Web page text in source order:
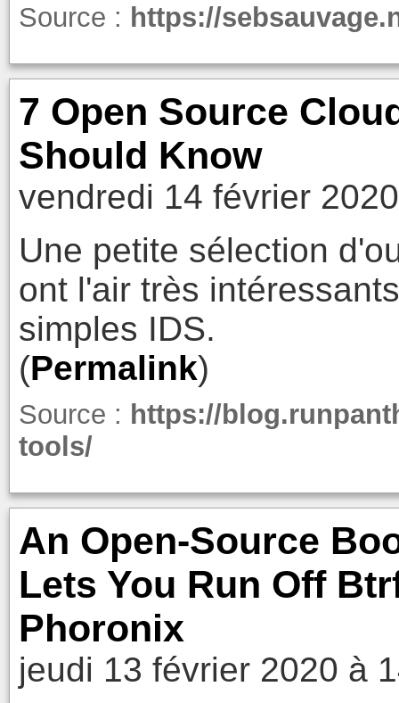
Source : https://
7 Open Source
Should Know
vendredi 14 février
Une petite sélection
ont l'air très
simples IDS.
(Permalink)
Source : https://
tools/
An Open-Source
Lets You Run Off
Phoronix
jeudi 13 février 2020 à